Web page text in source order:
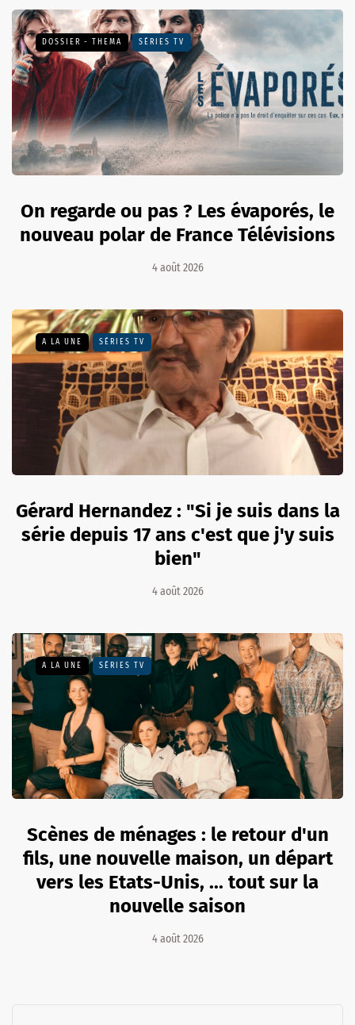
DOSSIER - THEMA SÉRIES TV
On regarde ou pas ? Les évaporés, le
nouveau polar de France Télévisions
4 août 2026
A LA UNE SÉRIES TV
Gérard Hernandez : "Si je suis dans la
série depuis 17 ans c'est que j'y suis
bien"
4 août 2026
A LA UNE SÉRIES TV
Scènes de ménages : le retour d'un
fils, une nouvelle maison, un départ
vers les Etats-Unis, ... tout sur la
nouvelle saison
4 août 2026